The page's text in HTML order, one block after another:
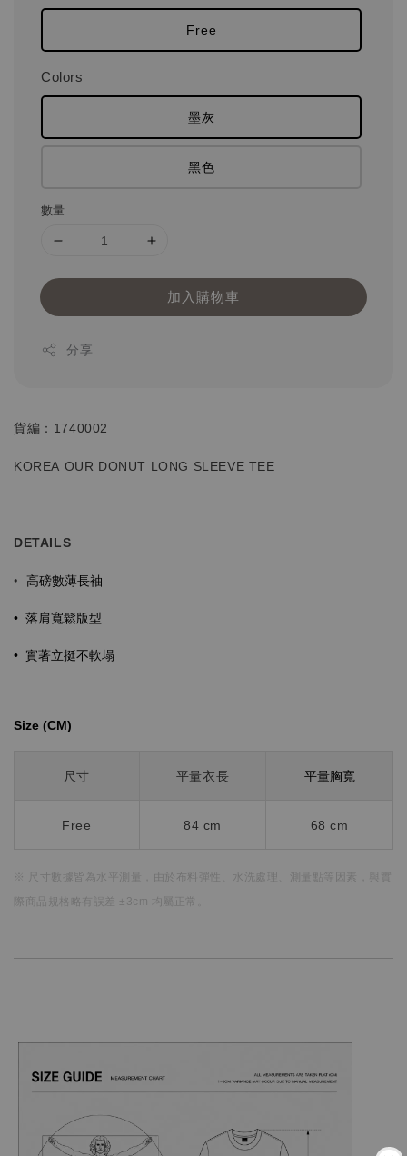
Free
Colors
墨灰
黑色
數量
加入購物車
分享
貨編：1740002
KOREA OUR DONUT LONG SLEEVE TEE
DETAILS
• 高磅數薄長袖
• 落肩寬鬆版型
• 實著立挺不軟塌
Size (CM)⁡⁡
尺寸 平量衣長 平量胸寬
Free 84 cm 68 cm
※ 尺寸數據皆為水平測量， 由於布料彈性、水洗處理、測量點等因素，
際商品規格略有誤差 ±3cm 均屬正常。